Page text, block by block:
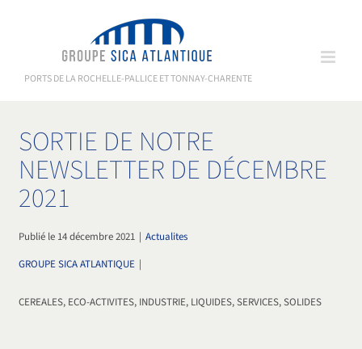
PORTS DE LA ROCHELLE-PALLICE ET TONNAY-CHARENTE
SORTIE DE NOTRE
NEWSLETTER DE DÉCEMBRE
2021
Publié le 14 décembre 2021 | Actualites
GROUPE SICA ATLANTIQUE |
CEREALES, ECO-ACTIVITES, INDUSTRIE, LIQUIDES, SERVICES, SOLIDES